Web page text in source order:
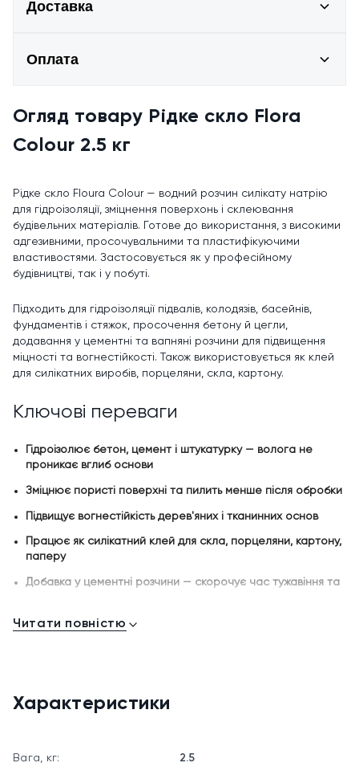
Доставка
Оплата
Огляд товару Рідке скло Flora
Colour 2.5 кг
Рідке скло Floura Colour — водний розчин силікату натрію
для гідроізоляції, зміцнення поверхонь і склеювання
будівельних матеріалів. Готове до використання, з високими
адгезивними, просочувальними та пластифікуючими
властивостями. Застосовується як у професійному
будівництві, так і у побуті.
Підходить для гідроізоляції підвалів, колодязів, басейнів,
фундаментів і стяжок, просочення бетону й цегли,
додавання у цементні та вапняні розчини для підвищення
міцності та вогнестійкості. Також використовується як клей
для силікатних виробів, порцеляни, скла, картону.
Ключові переваги
Гідроізолює бетон, цемент і штукатурку — волога не
проникає вглиб основи
Зміцнює пористі поверхні та пилить менше після обробки
Підвищує вогнестійкість дерев'яних і тканинних основ
Працює як силікатний клей для скла, порцеляни, картону,
паперу
Добавка у цементні розчини — скорочує час тужавіння та
Захищає метал від корозії як антикорозійне просочення
Екологічне, без запаху, на водній основі
кг
Читати повністю
Характеристики
Вага, кг: 2.5